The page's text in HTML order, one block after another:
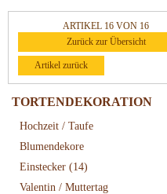
ARTIKEL 16 VON 16
Zurück zur Übersicht
Artikel zurück
TORTENDEKORATION
Hochzeit / Taufe
Blumendekore
Einstecker (14)
Valentin / Muttertag